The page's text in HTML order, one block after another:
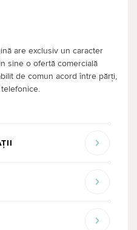
are exclusiv un caracter
sine o ofertă comercială
de comun acord între părți,